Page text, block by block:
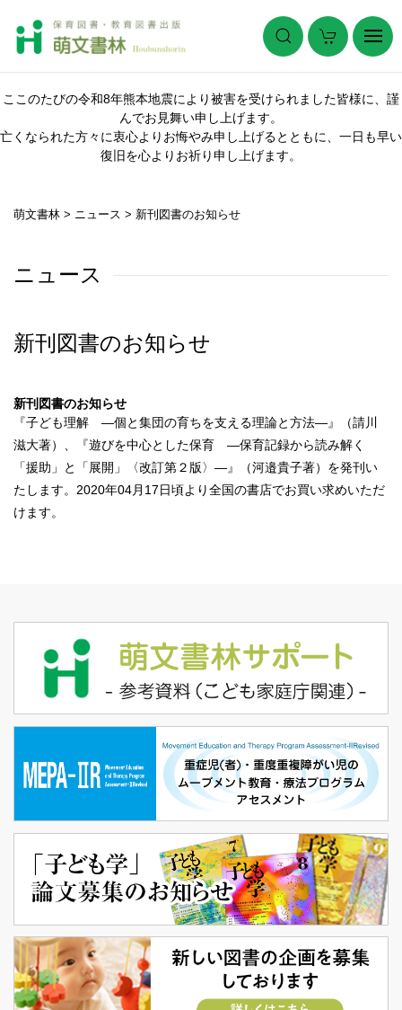
ここのたびの令和8年熊本地震により被害を受けられました皆様に、謹
んでお見舞い申し上げます。
亡くなられた方々に衷心よりお悔やみ申し上げるとともに、一日も早い
復旧を心よりお祈り申し上げます。
萌文書林 > ニュース > 新刊図書のお知らせ
ニュース
新刊図書のお知らせ
新刊図書のお知らせ
『子ども理解 ―個と集団の育ちを支える理論と方法―』（請川
滋大著）、『遊びを中心とした保育 ―保育記録から読み解く
「援助」と「展開」〈改訂第２版〉―』（河邉貴子著）を発刊い
たします。2020年04月17日頃より全国の書店でお買い求めいただ
けます。